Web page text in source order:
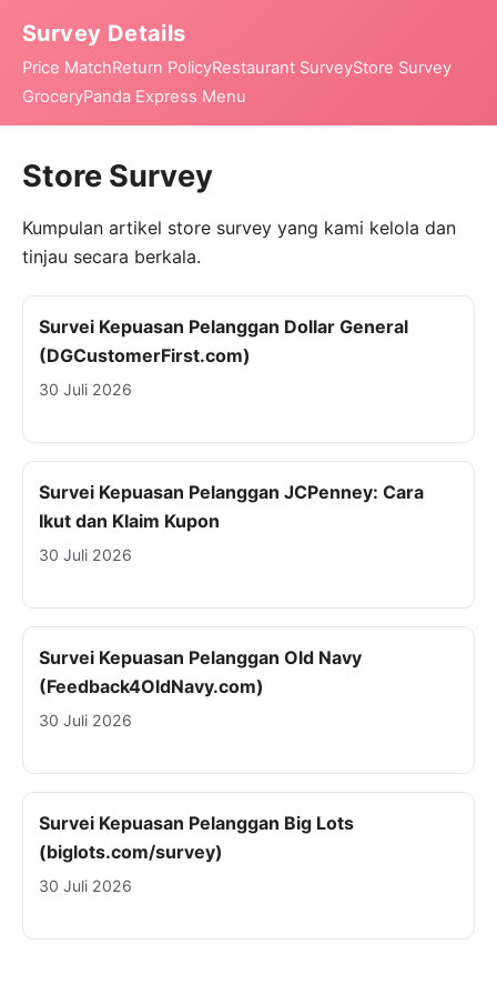
Survey Details
Price MatchReturn PolicyRestaurant SurveyStore Survey
GroceryPanda Express Menu
Store Survey
Kumpulan artikel store survey yang kami kelola dan
tinjau secara berkala.
Survei Kepuasan Pelanggan Dollar General
(DGCustomerFirst.com)
30 Juli 2026
Survei Kepuasan Pelanggan JCPenney: Cara
Ikut dan Klaim Kupon
30 Juli 2026
Survei Kepuasan Pelanggan Old Navy
(Feedback4OldNavy.com)
30 Juli 2026
Survei Kepuasan Pelanggan Big Lots
(biglots.com/survey)
30 Juli 2026